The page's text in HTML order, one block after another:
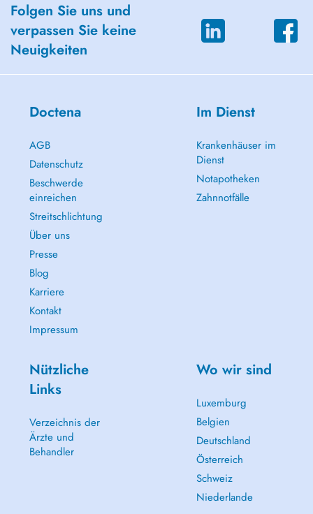
Folgen Sie uns und
verpassen Sie keine
Neuigkeiten
Doctena
AGB
Datenschutz
Beschwerde
einreichen
Streitschlichtung
Über uns
Presse
Blog
Karriere
Kontakt
Impressum
Im Dienst
Krankenhäuser im
Dienst
Notapotheken
Zahnnotfälle
Nützliche
Links
Verzeichnis der
Ärzte und
Behandler
Wo wir sind
Luxemburg
Belgien
Deutschland
Österreich
Schweiz
Niederlande